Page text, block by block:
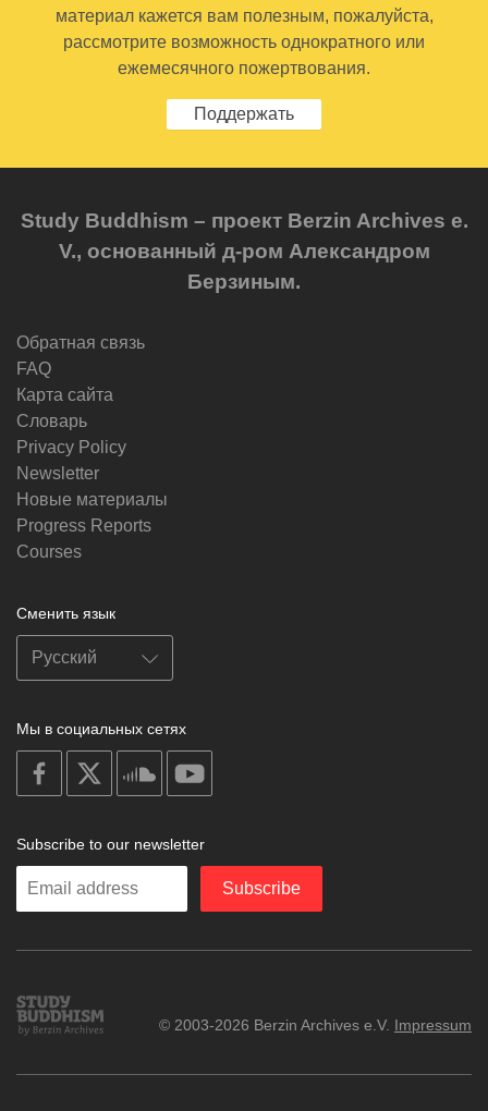
материал кажется вам полезным, пожалуйста,
рассмотрите возможность однократного или
ежемесячного пожертвования.
Поддержать
Study Buddhism – проект Berzin Archives e.
V., основанный д-ром Александром
Берзиным.
Обратная связь
FAQ
Карта сайта
Словарь
Privacy Policy
Newsletter
Новые материалы
Progress Reports
Courses
Сменить язык
Мы в социальных сетях
on
facebook
soundcloud
Subscribe to our newsletter
Enter
Subscribe
Study
Buddhism
© 2003-2026 Berzin Archives e.V. Impressum